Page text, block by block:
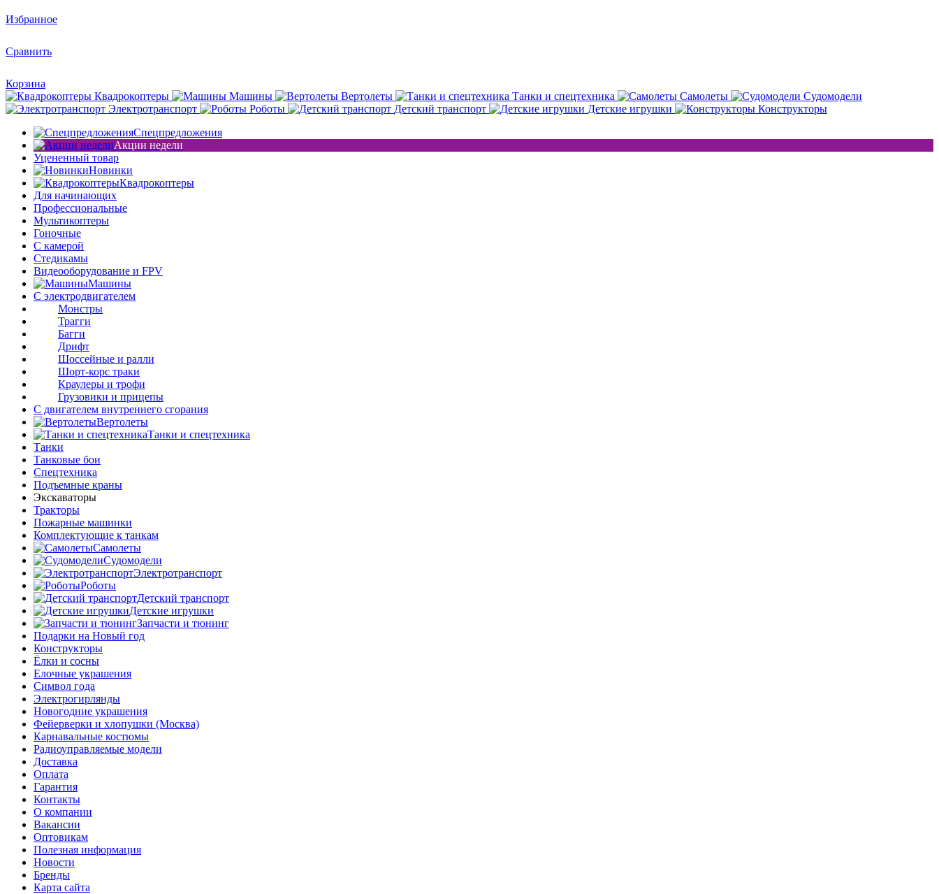
Избранное
Сравнить
Корзина
Квадрокоптеры
Машины Вертолеты Танки и спецтехника Самолеты
Судомодели
Электротранспорт
Роботы Детский транспорт Детские игрушки
Конструкторы
Спецпредложения
Акции недели
Уцененный товар
Новинки
Квадрокоптеры
Для начинающих
Профессиональные
Мультикоптеры
Гоночные
C камерой
Стедикамы
Видеооборудование и FPV
Машины
С электродвигателем
Монстры
Трагги
Багги
Дрифт
Шоссейные и ралли
Шорт-корс траки
Краулеры и трофи
Грузовики и прицепы
С двигателем внутреннего сгорания
Вертолеты
Танки и спецтехника
Танки
Танковые бои
Спецтехника
Подъемные краны
Экскаваторы
Тракторы
Пожарные машинки
Комплектующие к танкам
Самолеты
Судомодели
Электротранспорт
Роботы
Детский транспорт
Детские игрушки
Запчасти и тюнинг
Подарки на Новый год
Конструкторы
Ёлки и сосны
Елочные украшения
Символ года
Электрогирлянды
Новогодние украшения
Фейерверки и хлопушки (Москва)
Карнавальные костюмы
Радиоуправляемые модели
Доставка
Оплата
Гарантия
Контакты
О компании
Вакансии
Оптовикам
Полезная информация
Новости
Бренды
Карта сайта